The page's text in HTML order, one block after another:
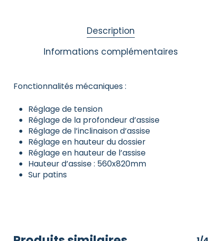
Description
Informations complémentaires
Fonctionnalités mécaniques :
Réglage de tension
Réglage de la profondeur d’assise
Réglage de l’inclinaison d’assise
Réglage en hauteur du dossier
Réglage en hauteur de l’assise
Hauteur d’assise : 560x820mm
Sur patins